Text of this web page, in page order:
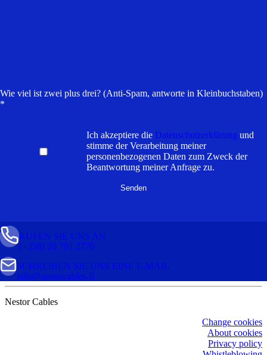
Wie viel ist zwei plus drei? (Anti-Spam, antworte in Kleinbuchstaben)
*
Ich akzeptiere die Datenschutzerklärung und
stimme der Verarbeitung meiner
personenbezogenen Daten zum Zweck der
Beantwortung meiner Anfrage zu.
(+358) 20 791 2770
RUFEN SIE UNS AN
info@nestorcables.fi
SCHREIBEN SIE UNS EINE E-MAIL
Nestor Cables
Change cookies
About cookies
Privacy policy